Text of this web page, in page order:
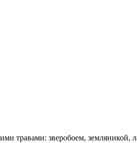
травами: зверобоем, земляникой,